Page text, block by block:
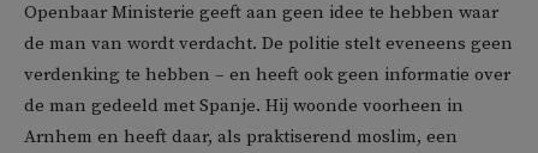
Openbaar Ministerie geeft aan geen idee te hebben waar
de man van wordt verdacht. De politie stelt eveneens geen
verdenking te hebben – en heeft ook geen informatie over
de man gedeeld met Spanje. Hij woonde voorheen in
Arnhem en heeft daar, als praktiserend moslim, een